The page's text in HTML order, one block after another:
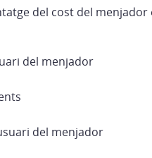
del cost del
del menjador
del menjador